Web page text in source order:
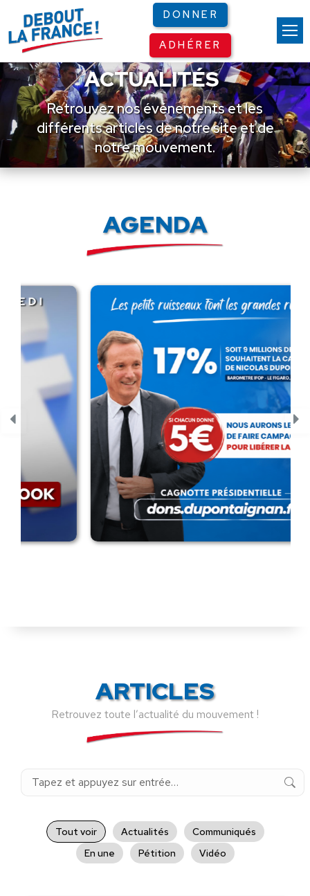
DONNER
ADHÉRER
ACTUALITÉS
Retrouvez nos événements et les
différents articles de notre site et de
notre mouvement.
AGENDA
ARTICLES
Retrouvez toute l’actualité du mouvement !
Recherche
Tout voir Actualités
Communiqués
En une
Pétition Vidéo
Panneau de gestion des cookies